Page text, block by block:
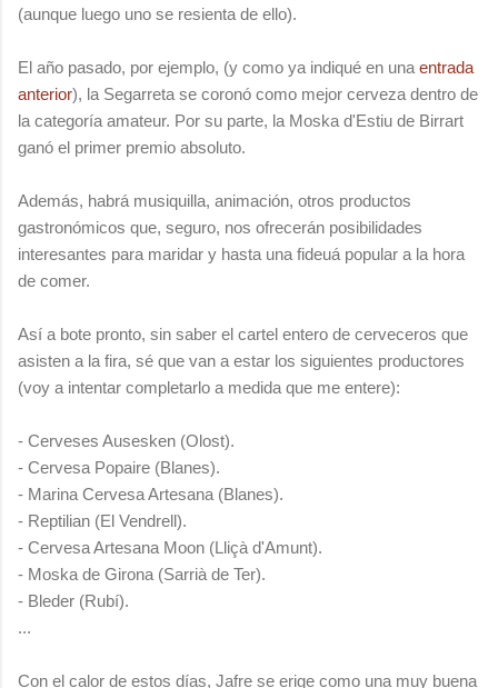
(aunque luego uno se resienta de ello).
El año pasado, por ejemplo, (y como ya indiqué en una entrada
anterior), la Segarreta se coronó como mejor cerveza dentro de
la categoría amateur. Por su parte, la Moska d'Estiu de Birrart
ganó el primer premio absoluto.
Además, habrá musiquilla, animación, otros productos
gastronómicos que, seguro, nos ofrecerán posibilidades
interesantes para maridar y hasta una fideuá popular a la hora
de comer.
Así a bote pronto, sin saber el cartel entero de cerveceros que
asisten a la fira, sé que van a estar los siguientes productores
(voy a intentar completarlo a medida que me entere):
- Cerveses Ausesken (Olost).
- Cervesa Popaire (Blanes).
- Marina Cervesa Artesana (Blanes).
- Reptilian (El Vendrell).
- Cervesa Artesana Moon (Lliçà d'Amunt).
- Moska de Girona (Sarrià de Ter).
- Bleder (Rubí).
...
Con el calor de estos días, Jafre se erige como una muy buena